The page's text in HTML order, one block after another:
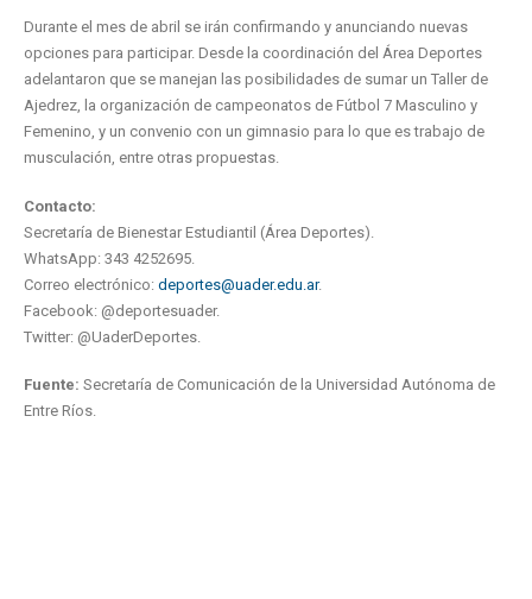
Durante el mes de abril se irán confirmando y anunciando nuevas
opciones para participar. Desde la coordinación del Área Deportes
adelantaron que se manejan las posibilidades de sumar un Taller de
Ajedrez, la organización de campeonatos de Fútbol 7 Masculino y
Femenino, y un convenio con un gimnasio para lo que es trabajo de
musculación, entre otras propuestas.
Contacto:
Secretaría de Bienestar Estudiantil (Área Deportes).
WhatsApp: 343 4252695.
Correo electrónico: deportes@uader.edu.ar.
Facebook: @deportesuader.
Twitter: @UaderDeportes.
Fuente: Secretaría de Comunicación de la Universidad Autónoma de
Entre Ríos.